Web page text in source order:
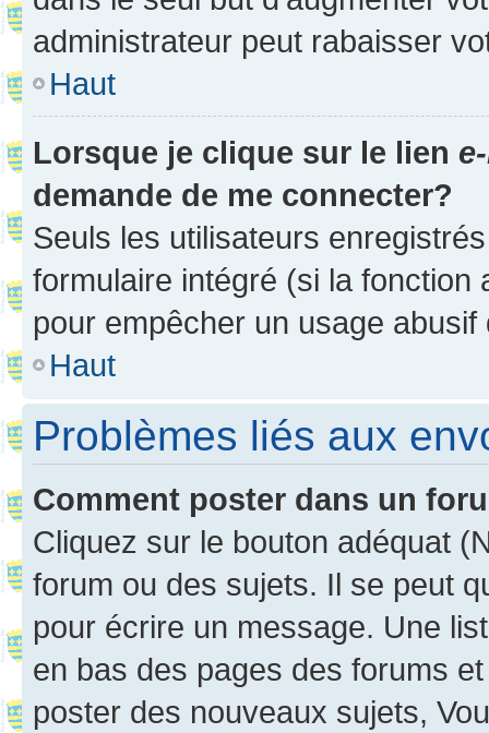
administrateur peut rabaisser
Haut
Lorsque je clique sur le lien
demande de me connecter?
Seuls les utilisateurs
formulaire intégré (si la fonction
pour empêcher un usage
Haut
Problèmes liés aux
Comment poster dans un
Cliquez sur le bouton adéquat
forum ou des sujets. Il se peut
pour écrire un message. Une
en bas des pages des forums
poster des nouveaux sujets,